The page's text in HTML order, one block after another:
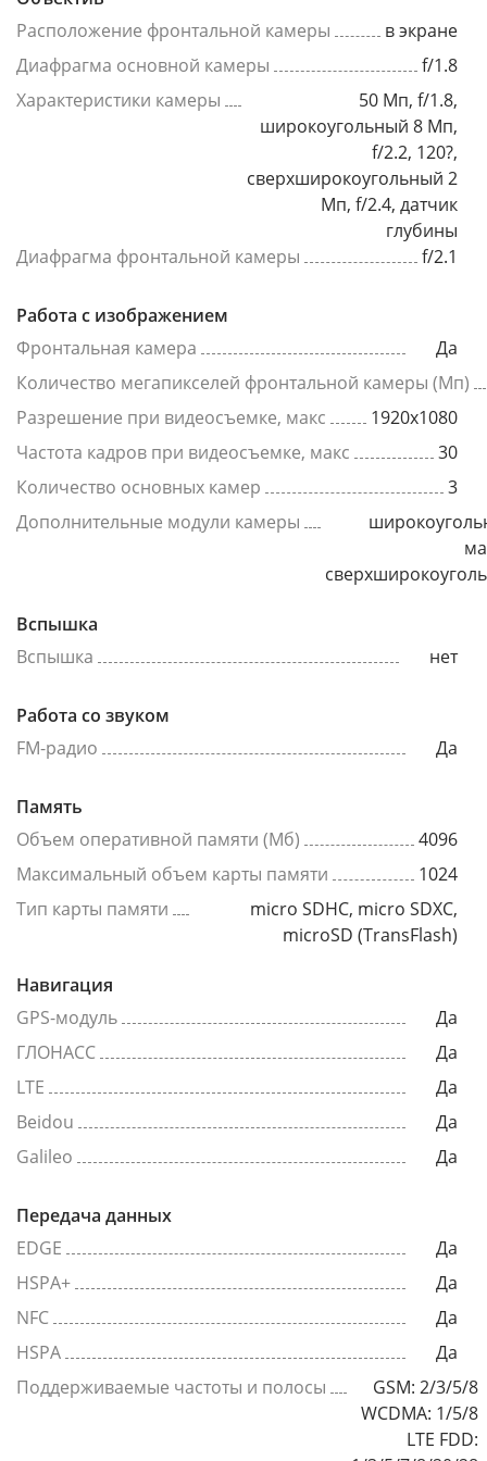
Расположение фронтальной камеры
в экране
Диафрагма основной камеры
f/1.8
Характеристики камеры
50 Мп, f/1.8,
широкоугольный 8 Мп,
f/2.2, 120?,
сверхширокоугольный 2
Мп, f/2.4, датчик
глубины
Диафрагма фронтальной камеры
f/2.1
Работа с изображением
Фронтальная камера
Да
Количество мегапикселей фронтальной камеры (Мп)
Разрешение при видеосъемке, макс
1920x1080
Частота кадров при видеосъемке, макс
30
Количество основных камер
3
Дополнительные модули камеры
Вспышка
Вспышка
нет
Работа со звуком
FM-радио
Да
Память
Объем оперативной памяти (Мб)
4096
Максимальный объем карты памяти
1024
Тип карты памяти
micro SDHC, micro SDXC,
microSD (TransFlash)
Навигация
GPS-модуль
Да
ГЛОНАСС
Да
LTE
Да
Beidou
Да
Galileo
Да
Передача данных
EDGE
Да
HSPA+
Да
NFC
Да
HSPA
Да
Поддерживаемые частоты и полосы
GSM: 2/3/5/8
WCDMA: 1/5/8
LTE FDD: